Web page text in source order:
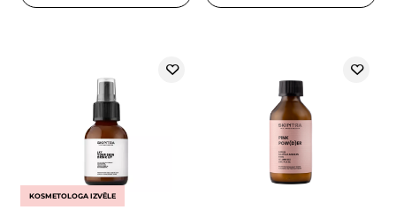
KOSMETOLOGA IZVĒLE